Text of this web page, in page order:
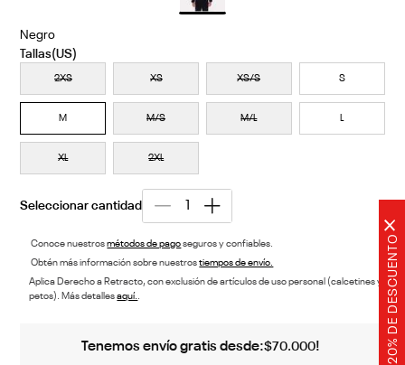
20% DE DESCUENTO
×
Negro
2XS XS XS/S S
M M/S M/L L
XL 2XL
Conoce nuestrosmétodos de pagoseguros y confiables.
Obtén más información sobre nuestrostiempos de envío.
Aplica Derecho a Retracto, con exclusión de artículos de uso personal (calcetines y
petos). Más detallesaquí..
Tenemos envío gratis desde:$70.000!